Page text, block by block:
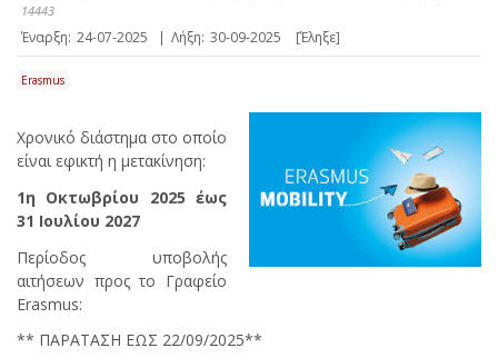
14443
Έναρξη: 24-07-2025 | Λήξη: 30-09-2025 [Έληξε]
Erasmus
Χρονικό διάστημα στο οποίο
είναι εφικτή η μετακίνηση:
1η Οκτωβρίου 2025 έως
31 Ιουλίου 2027
Περίοδος υποβολής
αιτήσεων προς το Γραφείο
Erasmus:
** ΠΑΡΑΤΑΣΗ ΕΩΣ 22/09/2025**